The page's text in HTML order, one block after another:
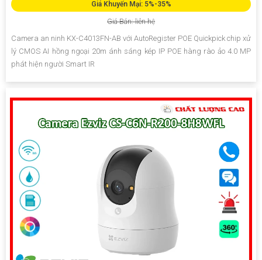
Giá Khuyến Mại: 5%-35%
Giá Bán: liên hệ
Camera an ninh KX-C4013FN-AB với AutoRegister POE Quickpick chip xử
lý CMOS AI hồng ngoại 20m ánh sáng kép IP POE hàng rào ảo 4.0 MP
phát hiện người Smart IR